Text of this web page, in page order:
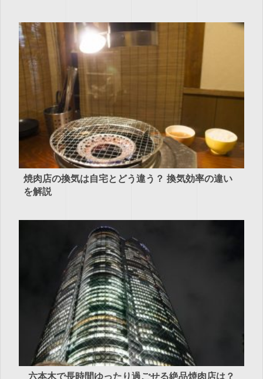
焼肉店の換気は自宅とどう違う？ 換気効率の違い
を解説
六本木で長時間ゆったり過ごせる絶品焼肉店は？